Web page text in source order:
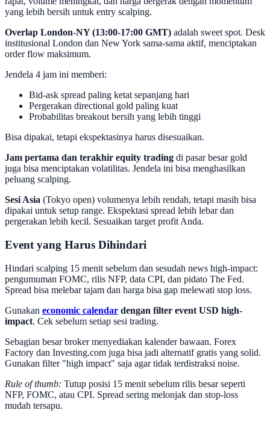
yang lebih bersih untuk entry scalping.
Overlap London-NY (13:00-17:00 GMT) adalah sweet spot. Desk
institusional London dan New York sama-sama aktif, menciptakan
order flow maksimum.
Jendela 4 jam ini memberi:
Bid-ask spread paling ketat sepanjang hari
Pergerakan directional gold paling kuat
Probabilitas breakout bersih yang lebih tinggi
Bisa dipakai, tetapi ekspektasinya harus disesuaikan.
Jam pertama dan terakhir equity trading di pasar besar gold
juga bisa menciptakan volatilitas. Jendela ini bisa menghasilkan
peluang scalping.
Sesi Asia (Tokyo open) volumenya lebih rendah, tetapi masih bisa
dipakai untuk setup range. Ekspektasi spread lebih lebar dan
pergerakan lebih kecil. Sesuaikan target profit Anda.
Event yang Harus Dihindari
Hindari scalping 15 menit sebelum dan sesudah news high-impact:
pengumuman FOMC, rilis NFP, data CPI, dan pidato The Fed.
Spread bisa melebar tajam dan harga bisa gap melewati stop loss.
Gunakan economic calendar dengan filter event USD high-
impact. Cek sebelum setiap sesi trading.
Sebagian besar broker menyediakan kalender bawaan. Forex
Factory dan Investing.com juga bisa jadi alternatif gratis yang solid.
Gunakan filter "high impact" saja agar tidak terdistraksi noise.
Rule of thumb: Tutup posisi 15 menit sebelum rilis besar seperti
NFP, FOMC, atau CPI. Spread sering melonjak dan stop-loss
mudah tersapu.